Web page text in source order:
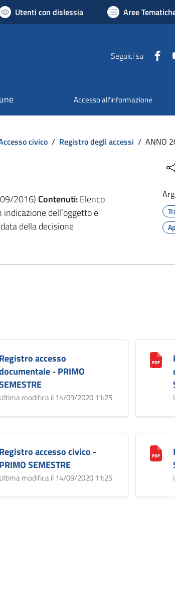
Utenti con dislessia Aree
Seguici su
Accesso all'informazione
civico / Registro degli accessi / ANNO
2016) Contenuti:Elenco
dell’oggetto e
della decisione
Registro accesso
- PRIMO
Ultima modifica il 14/09/2020 11:25
Registro accesso civico -
PRIMO SEMESTRE
Ultima modifica il 14/09/2020 11:25